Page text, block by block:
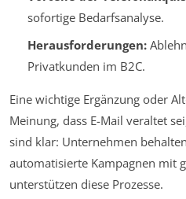
sofortige Bedarfsanalyse.
Herausforderungen:
Privatkunden im B2C.
Eine wichtige Ergänzung oder
Meinung, dass E-Mail veraltet
sind klar: Unternehmen
automatisierte Kampagnen mit
unterstützen diese Prozesse.